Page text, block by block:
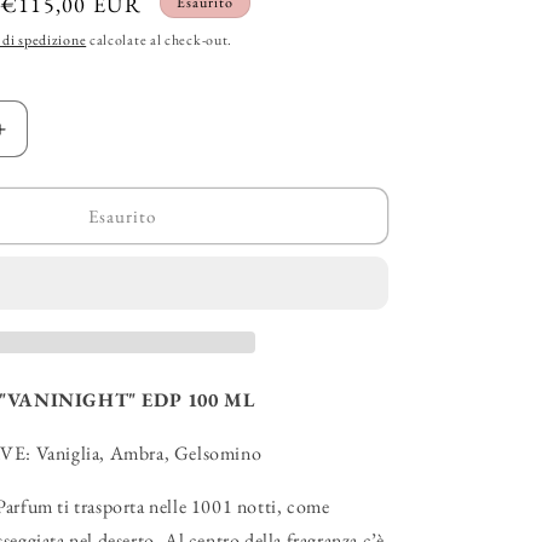
g
i
c
scontato
di spedizionecalcolate al check-out.
Aumenta
HERMETICAEsaurito
EDP 100 ML
Vaniglia, Ambra, Gelsomino
ti trasporta nelle 1001 notti, come